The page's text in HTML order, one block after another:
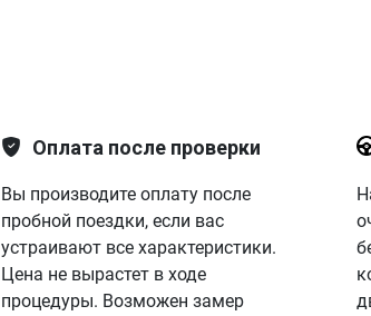
Оплата после проверки
Вы производите оплату после
пробной поездки, если вас
устраивают все характеристики.
Цена не вырастет в ходе
процедуры. Возможен замер